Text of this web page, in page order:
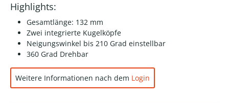
Highlights:
Gesamtlänge: 132 mm
Zwei integrierte Kugelköpfe
Neigungswinkel bis 210 Grad einstellbar
360 Grad Drehbar
Weitere Informationen nach dem Login